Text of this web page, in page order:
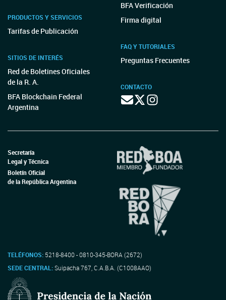
PRODUCTOS Y SERVICIOS
Tarifas de Publicación
SITIOS DE INTERÉS
Red de Boletines Oficiales
de la R. A.
BFA Blockchain Federal
Argentina
BFA Verificación
Firma digital
FAQ Y TUTORIALES
Preguntas Frecuentes
CONTACTO
Secretaría
Legal y Técnica
Boletín Oficial
de la República Argentina
TELÉFONOS: 5218-8400 - 0810-345-BORA (2672)
SEDE CENTRAL:Suipacha 767, C.A.B.A. (C1008AAO)